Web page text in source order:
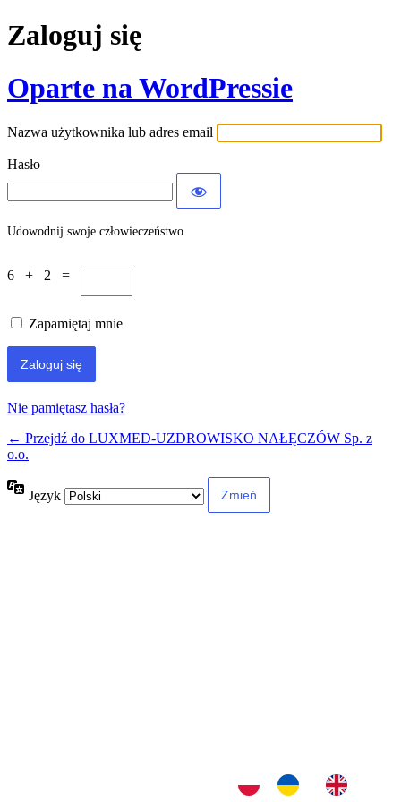
Zaloguj się
Oparte na WordPressie
Nazwa użytkownika lub adres email
Hasło
Udowodnij swoje człowieczeństwo
6 + 2 =
Zapamiętaj mnie
Nie pamiętasz hasła?
← Przejdź do LUXMED-UZDROWISKO NAŁĘCZÓW Sp. z
o.o.
Język